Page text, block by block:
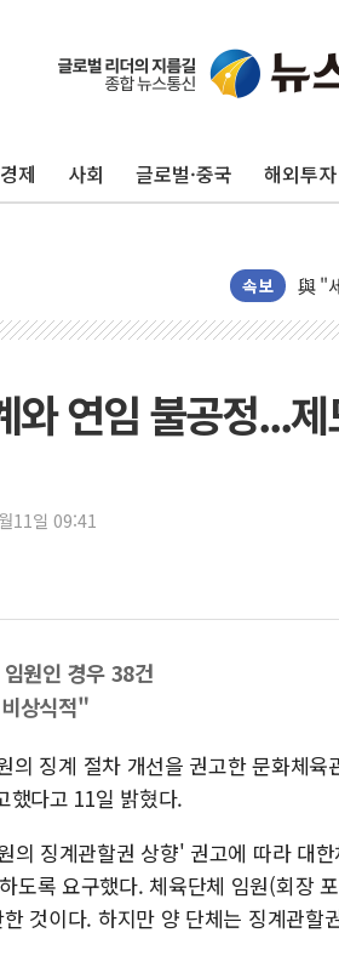
경제 사회 글로벌·중국 해외투자
속보
풀무
현대
경인
"AI
[인
롯데
정
김성
지역
'상
SK
주말
연임 불공정...제
11일 09:41
원인 경우 38건
상식적"
징계 절차 개선을 권고한 문화체육
했다고 11일 밝혔다.
징계관할권 상향' 권고에 따라 대
도록 요구했다. 체육단체 임원(회장
것이다. 하지만 양 단체는 징계관할